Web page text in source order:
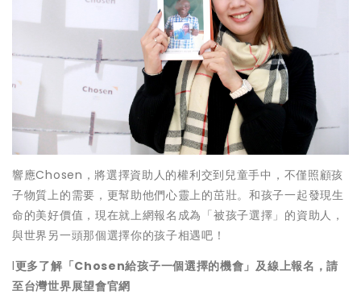
響應Chosen，將選擇資助人的權利交到兒童手中，不僅照顧孩
子物質上的需要，更幫助他們心靈上的茁壯。和孩子一起發現生
命的美好價值，現在就上網報名成為「被孩子選擇」的資助人，
與世界另一頭那個選擇你的孩子相遇吧！
l更多了解「Chosen給孩子一個選擇的機會」及線上報名，請
至台灣世界展望會官網